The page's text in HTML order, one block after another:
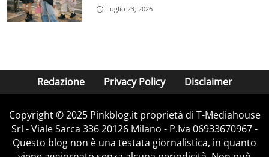
Luglio 23, 2026
Redazione Privacy Policy Disclaimer
Copyright © 2025 Pinkblog.it proprietà di T-Mediahouse
Srl - Viale Sarca 336 20126 Milano - P.Iva 06933670967 -
Questo blog non è una testata giornalistica, in quanto